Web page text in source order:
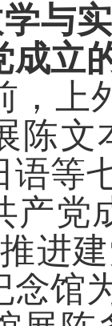
与
成立
，上
陈
语等
产党
进
念馆